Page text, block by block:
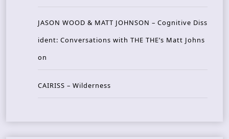
JASON WOOD & MATT JOHNSON – Cognitive Diss
ident: Conversations with THE THE’s Matt Johns
on
CAIRISS – Wilderness